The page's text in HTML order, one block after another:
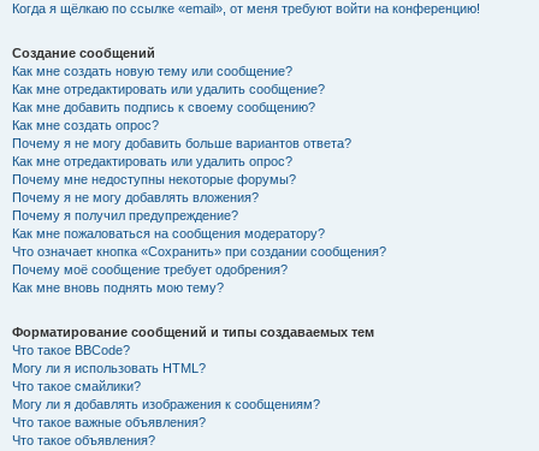
Когда я щёлкаю по ссылке «email», от меня требуют войти на конференцию!
Создание сообщений
Как мне создать новую тему или сообщение?
Как мне отредактировать или удалить сообщение?
Как мне добавить подпись к своему сообщению?
Как мне создать опрос?
Почему я не могу добавить больше вариантов ответа?
Как мне отредактировать или удалить опрос?
Почему мне недоступны некоторые форумы?
Почему я не могу добавлять вложения?
Почему я получил предупреждение?
Как мне пожаловаться на сообщения модератору?
Что означает кнопка «Сохранить» при создании сообщения?
Почему моё сообщение требует одобрения?
Как мне вновь поднять мою тему?
Форматирование сообщений и типы создаваемых тем
Что такое BBCode?
Могу ли я использовать HTML?
Что такое смайлики?
Могу ли я добавлять изображения к сообщениям?
Что такое важные объявления?
Что такое объявления?